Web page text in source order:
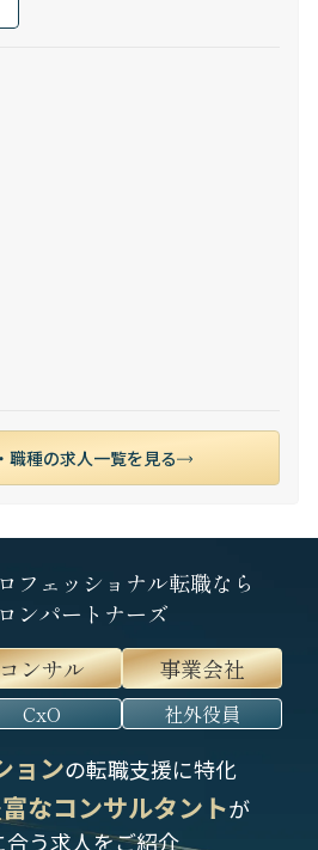
職種の求人一覧を見る
フェッショナル転職なら
ンパートナーズ
ンサル 事業会社
CxO 社外役員
ョンの転職支援に特化
なコンサルタントが
合う求人をご紹介